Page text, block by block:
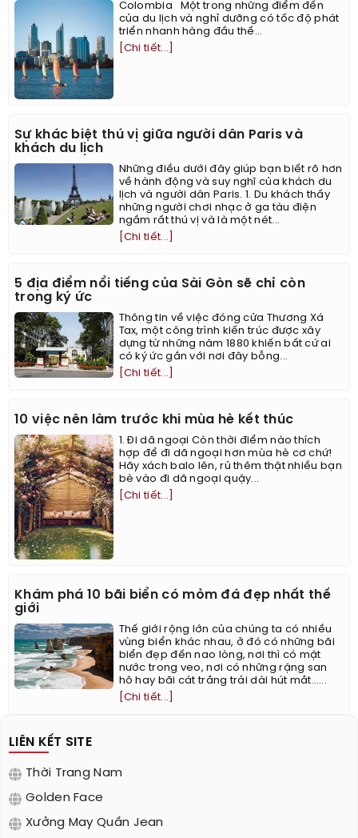
Colombia Một trong những điểm đến
của du lịch và nghỉ dưỡng có tốc độ phát
triển nhanh hàng đầu thế...
[Chi tiết...]
Sự khác biệt thú vị giữa người dân Paris và
khách du lịch
Những điều dưới đây giúp bạn biết rõ hơn
về hành động và suy nghĩ của khách du
lịch và người dân Paris. 1. Du khách thấy
những người chơi nhạc ở ga tàu điện
ngầm rất thú vị và là một nét...
[Chi tiết...]
5 địa điểm nổi tiếng của Sài Gòn sẽ chỉ còn
trong ký ức
Thông tin về việc đóng cửa Thương Xá
Tax, một công trình kiến trúc được xây
dựng từ những năm 1880 khiến bất cứ ai
có ký ức gắn với nơi đây bỗng...
[Chi tiết...]
10 việc nên làm trước khi mùa hè kết thúc
1. Đi dã ngoại Còn thời điểm nào thích
hợp để đi dã ngoại hơn mùa hè cơ chứ!
Hãy xách balo lên, rủ thêm thật nhiều bạn
bè vào đi dã ngoại quậy...
[Chi tiết...]
Khám phá 10 bãi biển có mỏm đá đẹp nhất thế
giới
Thế giới rộng lớn của chúng ta có nhiều
vùng biển khác nhau, ở đó có những bãi
biển đẹp đến nao lòng, nơi thì có mặt
nước trong veo, nơi có những rặng san
hô hay bãi cát trắng trải dài hút mắt…...
[Chi tiết...]
LIÊN KẾT SITE
Thời Trang Nam
Golden Face
Xưởng May Quần Jean